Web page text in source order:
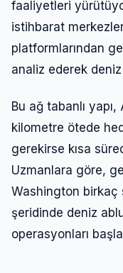
faaliyetleri
istihbarat
platformlarından
analiz ederek
Bu ağ tabanlı yapı,
kilometre ötede
gerekirse kısa
Uzmanlara göre,
Washington birkaç
şeridinde deniz
operasyonları
Şifre
Beni Hatırla